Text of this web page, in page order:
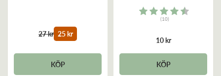
27 kr 25 kr
KÖP
Rating:
(10)
10 kr
KÖP